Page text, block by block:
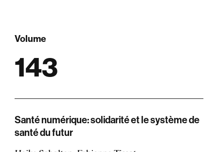
Volume
143
Santé numérique: solidarité et le système de
santé du futur